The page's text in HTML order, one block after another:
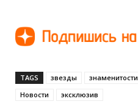
TAGS звезды знаменитости
Новости
эксклюзив